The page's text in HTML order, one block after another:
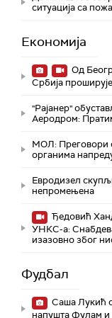
ситуација са
Економија
Од
Србија
"Рајанер"
Аеродром:
МОЛ: Преговори
органима
Евродизел
непромењена
Ђедовић
УНКС-а:
изазовно због
Фудбал
Саша Лукић
напушта Фулам и